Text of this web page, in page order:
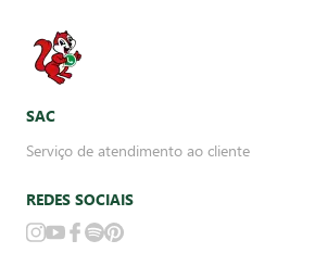
SAC
Serviço de atendimento ao cliente
REDES SOCIAIS